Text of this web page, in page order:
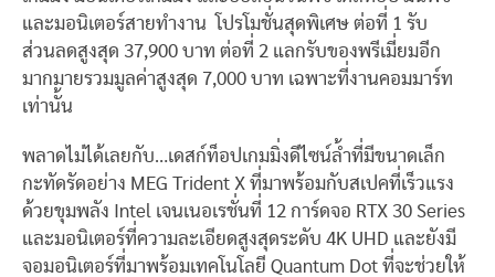
และมอนิเตอร์สายทำงาน โปรโมชั่นสุดพิเศษ ต่อที่ 1 รับ
ส่วนลดสูงสุด 37,900 บาท ต่อที่ 2 แลกรับของพรีเมี่ยมอีก
มากมายรวมมูลค่าสูงสุด 7,000 บาท เฉพาะที่งานคอมมาร์ท
เท่านั้น
พลาดไม่ได้เลยกับ…เดสก์ท็อปเกมมิ่งดีไซน์ล้ำที่มีขนาดเล็ก
กะทัดรัดอย่าง MEG Trident X ที่มาพร้อมกับสเปคที่เร็วแรง
ด้วยขุมพลัง Intel เจนเนอเรชั่นที่ 12 การ์ดจอ RTX 30 Series
และมอนิเตอร์ที่ความละเอียดสูงสุดระดับ 4K UHD และยังมี
จอมอนิเตอร์ที่มาพร้อมเทคโนโลยี Quantum Dot ที่จะช่วยให้